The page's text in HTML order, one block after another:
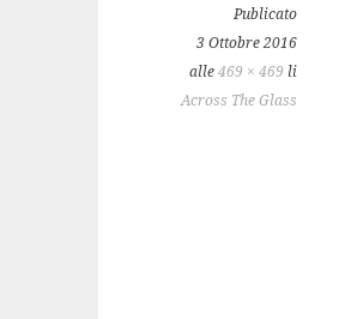
Publicato
3 Ottobre 2016
alle 469 × 469 li
Across The Glass